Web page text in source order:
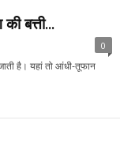
बत्ती...
0
है। यहां तो आंधी-तूफान